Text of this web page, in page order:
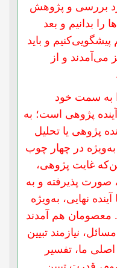
بررسی و پژوهش
را بدانیم و بعد
پیشگویی‌کنیم و باید
می‌آمدند و از
به سمت خود
پژوهی است؛ به
پژوهی یا تحلیل
به‌ویژه در چهار چوب
غایت پژوهی،
صورت پذیرفته و به
نهایی، به‌ویژه
هم آمدند
نیازمند تبیین
ما، تفسیر